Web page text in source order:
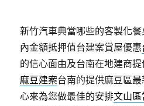
新竹汽車典當哪些的客製化餐
內金額抵押值台建案賞屋優惠
的信心面由及台南在地建商
麻豆建案台南的提供麻豆區
心來為您做最佳的安排文山